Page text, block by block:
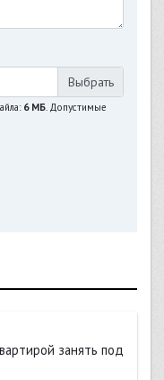
6 МБ. Допустимые
занять под